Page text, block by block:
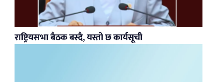
राष्ट्रियसभा बैठक बस्दै, यस्तो छ कार्यसूची